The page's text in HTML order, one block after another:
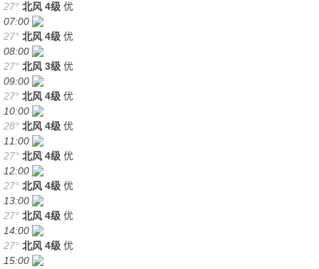
27° 北风 4级 优
07:00
27° 北风 4级 优
08:00
27° 北风 3级 优
09:00
27° 北风 4级 优
10:00
28° 北风 4级 优
11:00
27° 北风 4级 优
12:00
27° 北风 4级 优
13:00
27° 北风 4级 优
14:00
27° 北风 4级 优
15:00